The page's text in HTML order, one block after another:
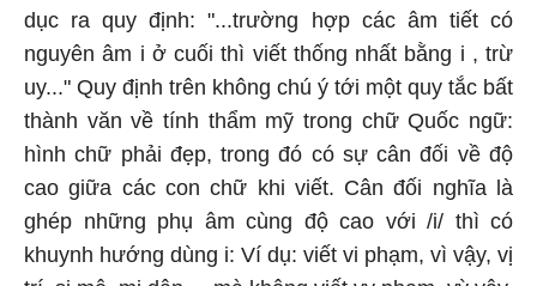
dục ra quy định: "...trường hợp các âm tiết có
nguyên âm i ở cuối thì viết thống nhất bằng i , trừ
uy..." Quy định trên không chú ý tới một quy tắc bất
thành văn về tính thẩm mỹ trong chữ Quốc ngữ:
hình chữ phải đẹp, trong đó có sự cân đối về độ
cao giữa các con chữ khi viết. Cân đối nghĩa là
ghép những phụ âm cùng độ cao với /i/ thì có
khuynh hướng dùng i: Ví dụ: viết vi phạm, vì vậy, vị